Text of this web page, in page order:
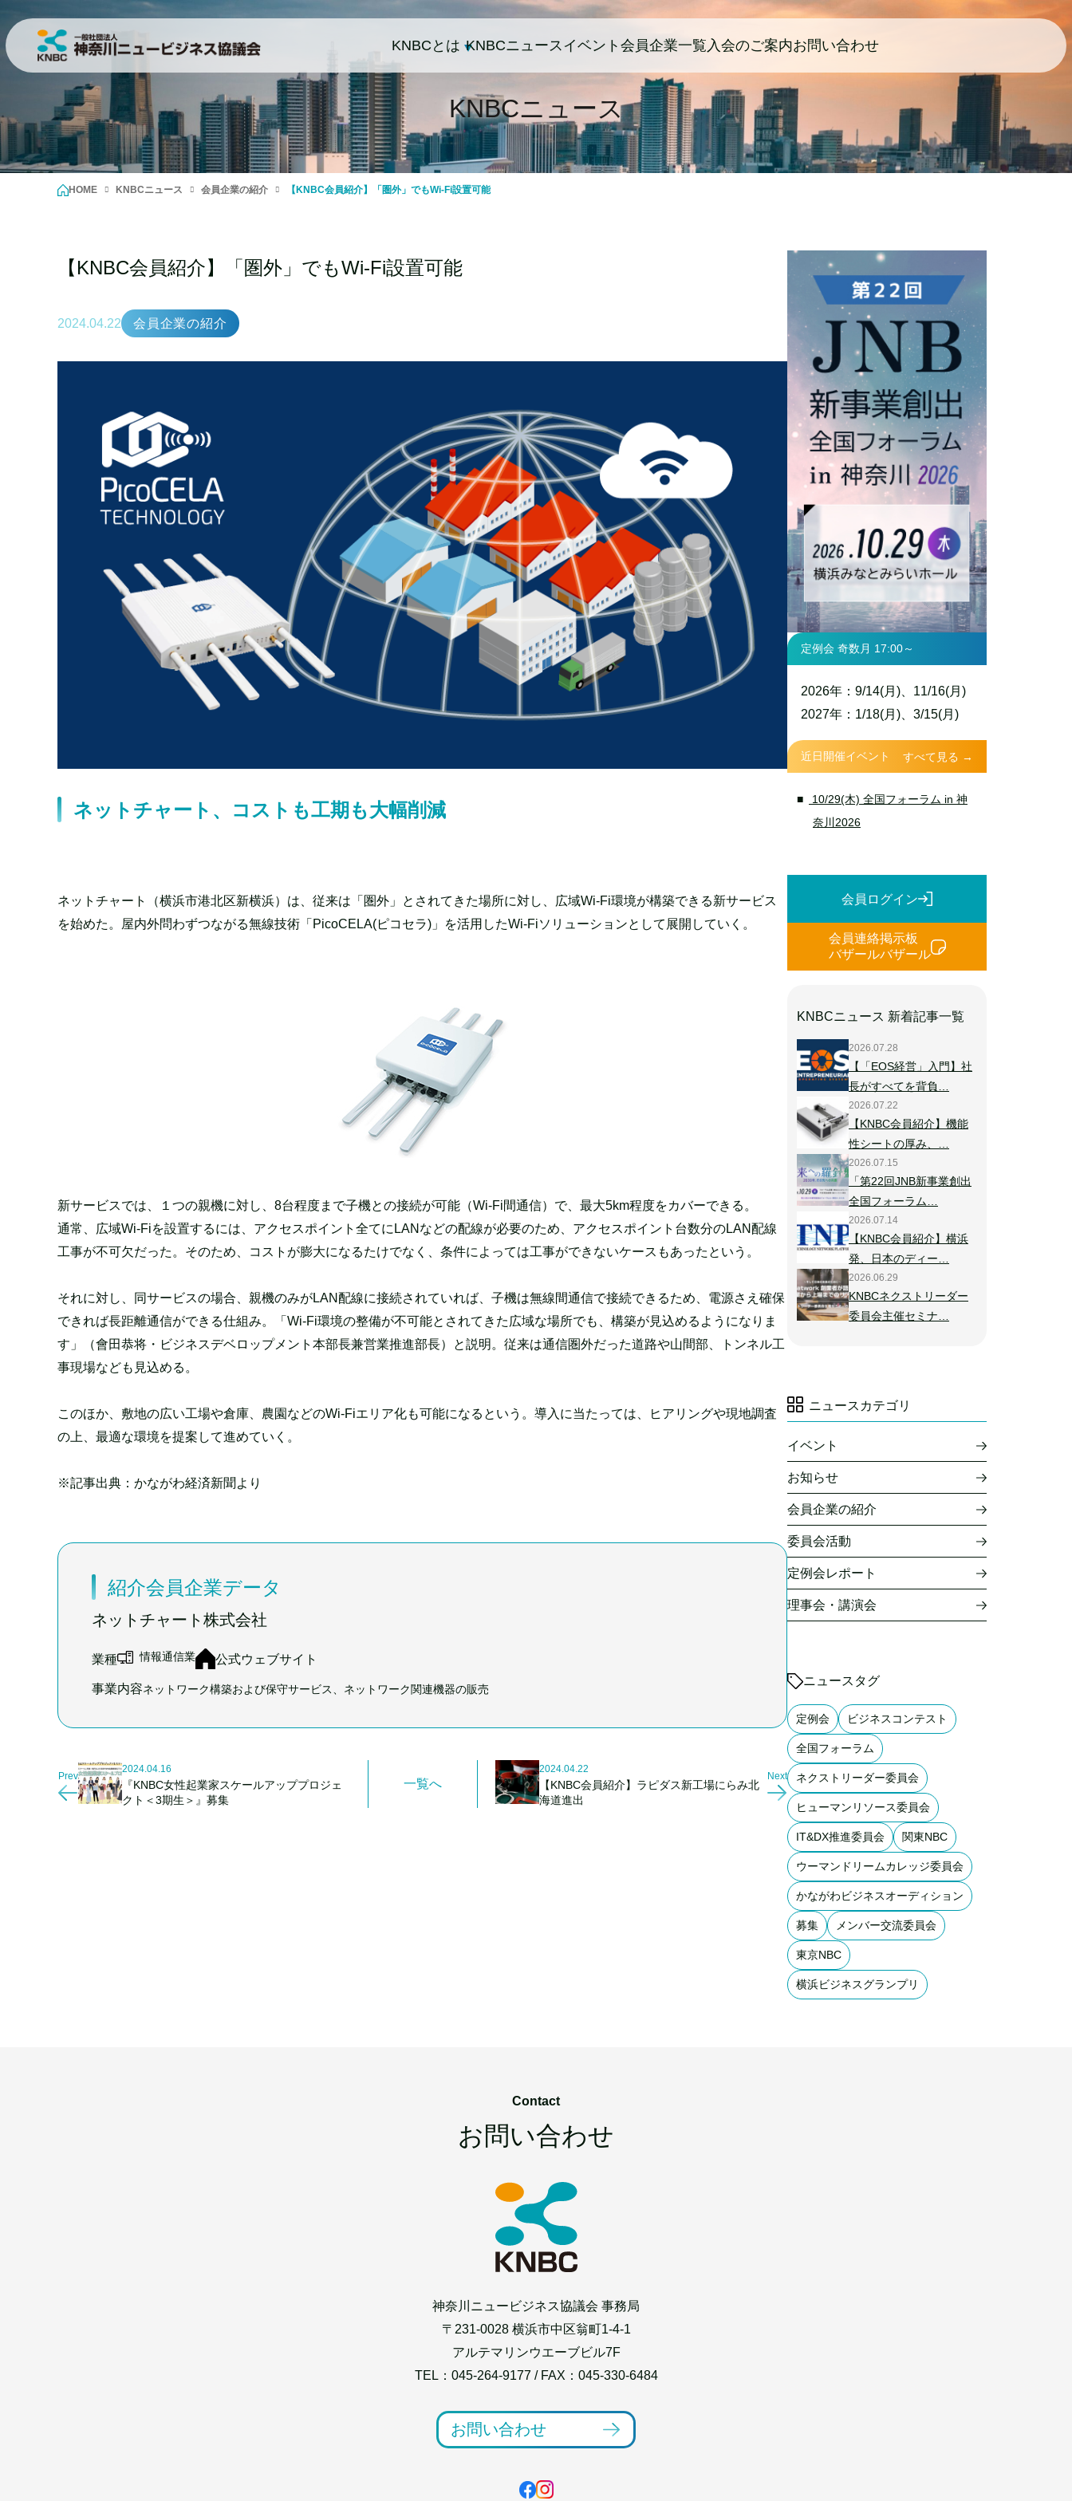
KNBCとは KNBCニュース イベント 会員企業一覧 入会のご案内お問い合わせ
KNBCニュース
HOME KNBCニュース 会員企業の紹介 【KNBC会員紹介】「圏外」でもWi-Fi設置可能
【KNBC会員紹介】「圏外」でもWi-Fi設置可能
2024.04.22 会員企業の紹介
ネットチャート、コストも工期も大幅削減
ネットチャート（横浜市港北区新横浜）は、従来は「圏外」とされてきた場所に対し、広域Wi-Fi環境が構築できる新サービス
を始めた。屋内外問わずつながる無線技術「PicoCELA(ピコセラ)」を活用したWi-Fiソリューションとして展開していく。
新サービスでは、１つの親機に対し、8台程度まで子機との接続が可能（Wi-Fi間通信）で、最大5km程度をカバーできる。
通常、広域Wi-Fiを設置するには、アクセスポイント全てにLANなどの配線が必要のため、アクセスポイント台数分のLAN配線
工事が不可欠だった。そのため、コストが膨大になるたけでなく、条件によっては工事ができないケースもあったという。
それに対し、同サービスの場合、親機のみがLAN配線に接続されていれば、子機は無線間通信で接続できるため、電源さえ確保
できれば長距離通信ができる仕組み。「Wi-Fi環境の整備が不可能とされてきた広域な場所でも、構築が見込めるようになりま
す」（會田恭将・ビジネスデベロップメント本部長兼営業推進部長）と説明。従来は通信圏外だった道路や山間部、トンネル工
事現場なども見込める。
このほか、敷地の広い工場や倉庫、農園などのWi-Fiエリア化も可能になるという。導入に当たっては、ヒアリングや現地調査
の上、最適な環境を提案して進めていく。
※記事出典：かながわ経済新聞より
紹介会員企業データ
ネットチャート株式会社
業種 情報通信業 公式ウェブサイト
事業内容ネットワーク構築および保守サービス、ネットワーク関連機器の販売
Prev
2024.04.16
『KNBC女性起業家スケールアッププロジェ
クト＜3期生＞』募集
一覧へ
2024.04.22
【KNBC会員紹介】ラピダス新工場にらみ北
海道進出
Next
定例会 奇数月 17:00～
2026年：9/14(月)、11/16(月)
2027年：1/18(月)、3/15(月)
近日開催イベント すべて見る →
10/29(木) 全国フォーラム in 神
奈川2026
会員ログイン
会員連絡掲示板
バザールバザール
KNBCニュース 新着記事一覧
2026.07.28
【「EOS経営」入門】社
長がすべてを背負…
2026.07.22
【KNBC会員紹介】機能
性シートの厚み、…
2026.07.15
「第22回JNB新事業創出
全国フォーラム…
2026.07.14
【KNBC会員紹介】横浜
発、日本のディー…
2026.06.29
KNBCネクストリーダー
委員会主催セミナ…
ニュースカテゴリ
イベント
お知らせ
会員企業の紹介
委員会活動
定例会レポート
理事会・講演会
ニュースタグ
定例会 ビジネスコンテスト
全国フォーラム
ネクストリーダー委員会
ヒューマンリソース委員会
IT&DX推進委員会 関東NBC
ウーマンドリームカレッジ委員会
かながわビジネスオーディション
募集 メンバー交流委員会
東京NBC
横浜ビジネスグランプリ
Contact
お問い合わせ
神奈川ニュービジネス協議会 事務局
〒231-0028 横浜市中区翁町1-4-1
アルテマリンウエーブビル7F
TEL： 045-264-9177 / FAX：045-330-6484
お問い合わせ